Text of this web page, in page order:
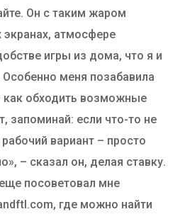
Он с таким жаром
экранах, атмосфере
игры из дома, что я и
меня позабавила
как обходить возможные
запоминай: если что-то не
вариант – просто
– сказал он, делая ставку.
посоветовал мне
где можно найти